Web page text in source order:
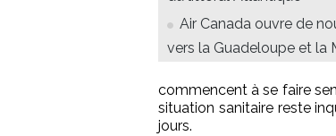
Air Canada ouvre de
vers la Guadeloupe et la
commencent à se faire
situation sanitaire reste
jours.